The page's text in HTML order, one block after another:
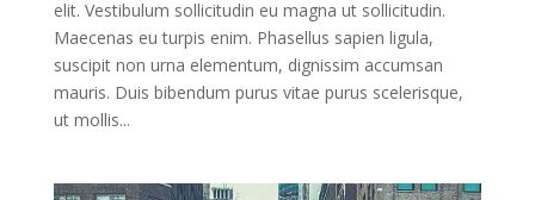
elit. Vestibulum sollicitudin eu magna ut sollicitudin.
Maecenas eu turpis enim. Phasellus sapien ligula,
suscipit non urna elementum, dignissim accumsan
mauris. Duis bibendum purus vitae purus scelerisque,
ut mollis...